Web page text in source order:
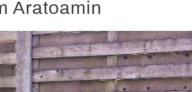
Aratoamin